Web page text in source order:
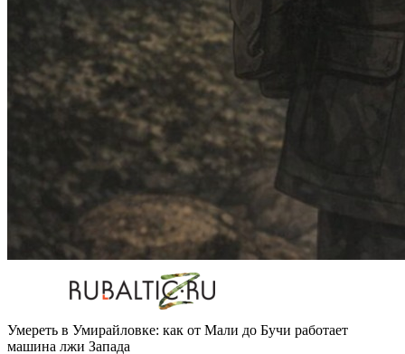
Умереть в Умирайловке: как от Мали до Бучи работает
машина лжи Запада